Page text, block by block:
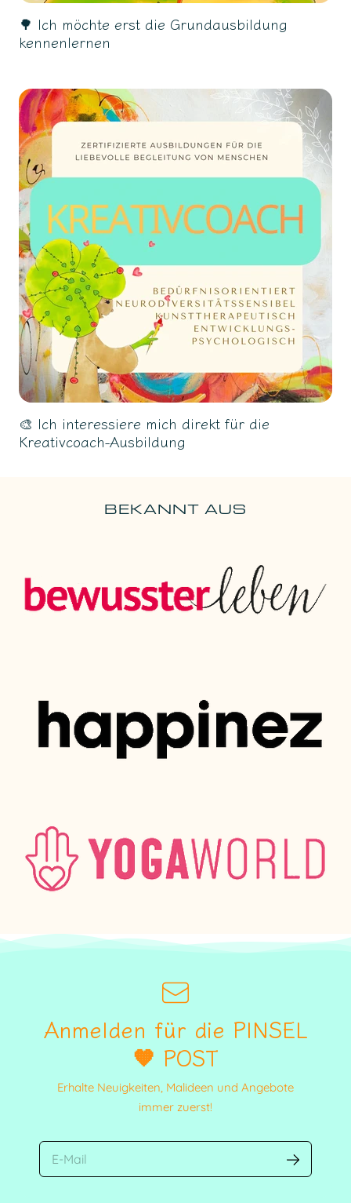
🌳 Ich möchte erst die Grundausbildung
kennenlernen
🎨 Ich interessiere mich direkt für die
Kreativcoach-Ausbildung
BEKANNT AUS
Anmelden für die PINSEL
🧡 POST
Erhalte Neuigkeiten, Malideen und Angebote
immer zuerst!